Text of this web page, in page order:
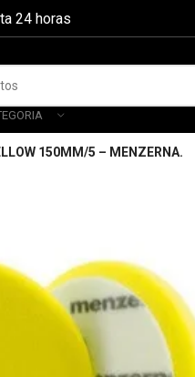
24 horas
150MM/5 – MENZERNA.